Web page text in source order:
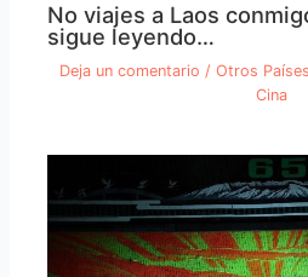
No viajes a Laos
sigue leyendo…
Deja un comentario / Otros
Cina